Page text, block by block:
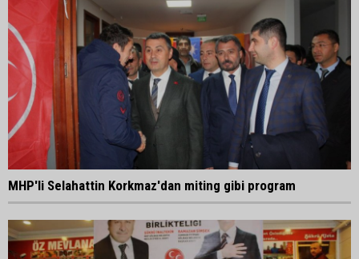
MHP'li Selahattin Korkmaz'dan miting gibi program